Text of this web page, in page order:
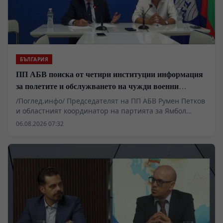
частни печалби на гърба на българския потребител.
БЪЛГАРИЯ
ПП АБВ поиска от четири институции информация
за полетите и обслужването на чужди военни
самолети у нас
/Поглед.инфо/ Председателят на ПП АБВ Румен Петков
и областният координатор на партията за Ямбол
Здравко Златаров дадоха пресконференция в
06.08.2026 07:32